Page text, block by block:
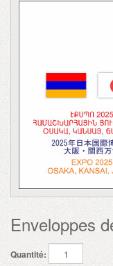
Enveloppes
Quantité: